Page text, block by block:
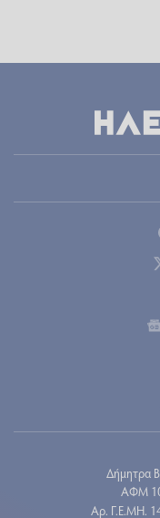
Δήμητρα
ΑΦΜ
Aρ. Γ.Ε.ΜΗ.